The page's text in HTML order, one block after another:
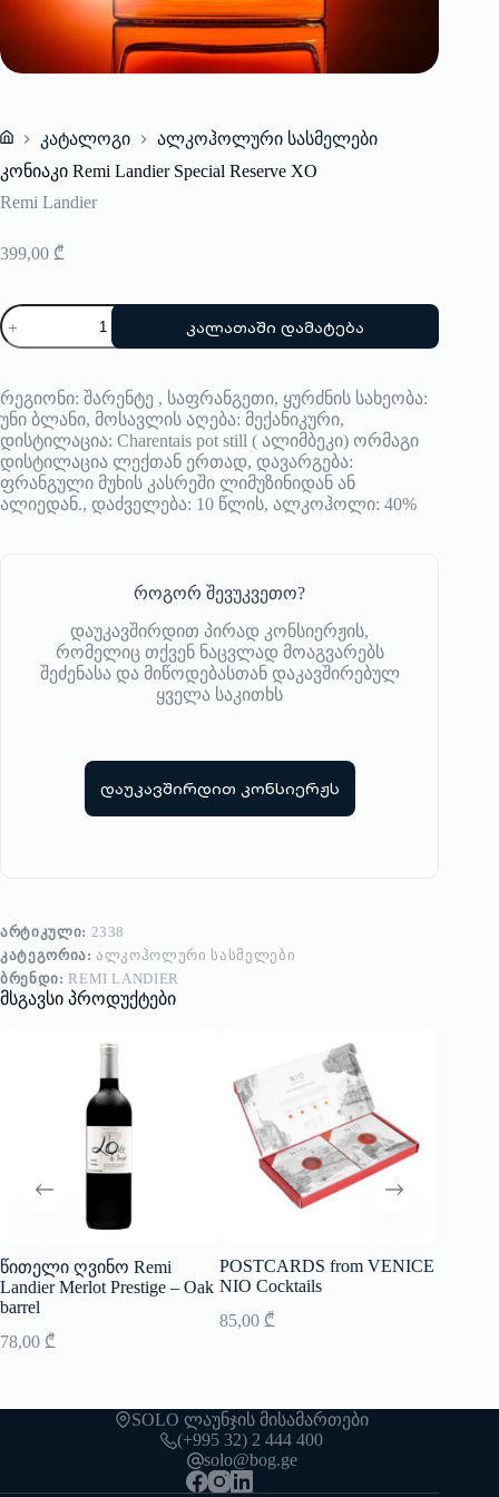
Home
კატალოგი
ალკოჰოლური სასმელები
კონიაკი Remi Landier Special Reserve XO
Remi Landier
399,00 ₾
რაოდენობა:
კონიაკი
Remi
Special
Reserve
XO
კალათაში დამატება
რეგიონი: შარენტე , საფრანგეთი, ყურძნის სახეობა:
უნი ბლანი, მოსავლის აღება: მექანიკური,
დისტილაცია: Charentais pot still ( ალიმბეკი) ორმაგი
დისტილაცია ლექთან ერთად, დავარგება:
ფრანგული მუხის კასრეში ლიმუზინიდან ან
ალიედან., დაძველება: 10 წლის, ალკოჰოლი: 40%
როგორ შევუკვეთო?
დაუკავშირდით პირად კონსიერჟის,
რომელიც თქვენ ნაცვლად მოაგვარებს
შეძენასა და მიწოდებასთან დაკავშირებულ
ყველა საკითხს
დაუკავშირდით კონსიერჟს
ᲐᲠᲢᲘᲙᲣᲚᲘ: 2338
ᲙᲐᲢᲔᲒᲝᲠᲘᲐ:ᲐᲚᲙᲝᲰᲝᲚᲣᲠᲘ ᲡᲐᲡᲛᲔᲚᲔᲑᲘ
ᲑᲠᲔᲜᲓᲘ: REMI LANDIER
მსგავსი პროდუქტები
წითელი ღვინო Remi
Landier Merlot Prestige – Oak
barrel
78,00 ₾
POSTCARDS from VENICE
NIO Cocktails
85,00 ₾
SOLO ლაუნჯის მისამართები
(+995 32) 2 444 400
solo@bog.ge